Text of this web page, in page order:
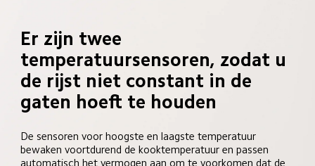
Er zijn twee
temperatuursensoren, zodat u
de rijst niet constant in de
gaten hoeft te houden
De sensoren voor hoogste en laagste temperatuur
bewaken voortdurend de kooktemperatuur en passen
automatisch het vermogen aan om te voorkomen dat de